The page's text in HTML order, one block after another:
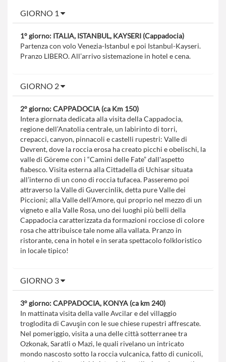
GIORNO 1
1° giorno: ITALIA, ISTANBUL, KAYSERI (Cappadocia)
Partenza con volo Venezia-Istanbul e poi Istanbul-Kayseri.
Pranzo LIBERO. All’arrivo sistemazione in hotel e cena.
GIORNO 2
2° giorno: CAPPADOCIA (ca Km 150)
Intera giornata dedicata alla visita della Cappadocia,
regione dell’Anatolia centrale, un labirinto di torri,
crepacci, canyon, pinnacoli e castelli rupestri: Valle di
Devrent, dove la roccia erosa ha creato picchi e obelischi, la
valle di Göreme con i “Camini delle Fate” dall'aspetto
fiabesco. Visita esterna alla Cittadella di Uchisar situata
all’interno di un cono di roccia tufacea. Passeremo poi
attraverso la Valle di Guvercinlik, detta pure Valle dei
Piccioni; alla Valle dell’Amore, qui proprio nel mezzo di un
vigneto e alla Valle Rosa, uno dei luoghi più belli della
Cappadocia caratterizzata da formazioni rocciose di colore
rosa che attribuisce tale nome alla vallata. Pranzo in
ristorante, cena in hotel e in serata spettacolo folkloristico
in locale tipico!
GIORNO 3
3° giorno: CAPPADOCIA, KONYA (ca km 240)
In mattinata visita della valle Avcilar e del villaggio
troglodita di Cavuşin con le sue chiese rupestri affrescate.
Nel pomeriggio, visita a una delle città sotterranee tra
Ozkonak, Saratli o Mazi, le quali rivelano un intricato
mondo nascosto sotto la roccia vulcanica, fatto di cunicoli,